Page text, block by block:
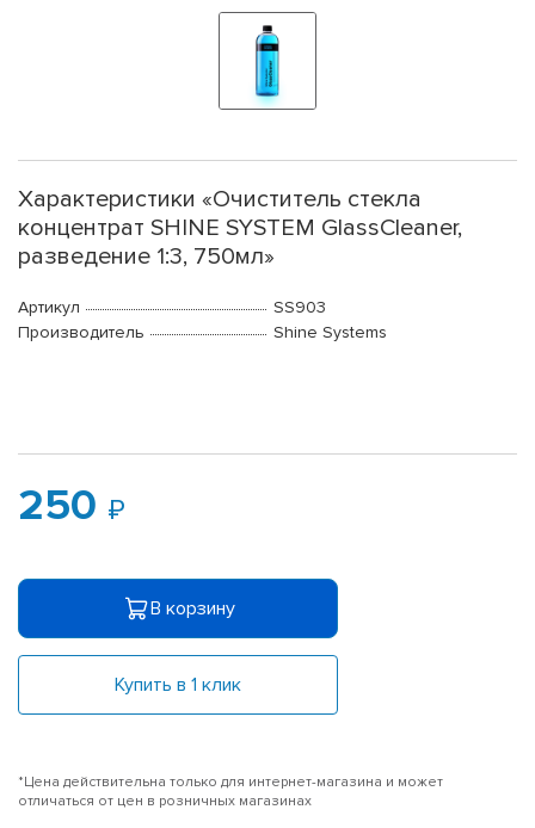
Характеристики «Очиститель стекла
концентрат SHINE SYSTEM GlassCleaner,
разведение 1:3, 750мл»
Артикул
SS903
Производитель
Shine Systems
250
В корзину
Купить в 1 клик
*Цена действительна только для интернет-магазина и может
отличаться от цен в розничных магазинах